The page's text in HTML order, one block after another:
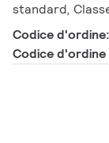
standard,
Codice d'ordine:
Codice